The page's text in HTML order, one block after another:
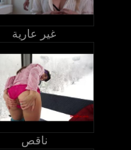
غير عارية
ناقص